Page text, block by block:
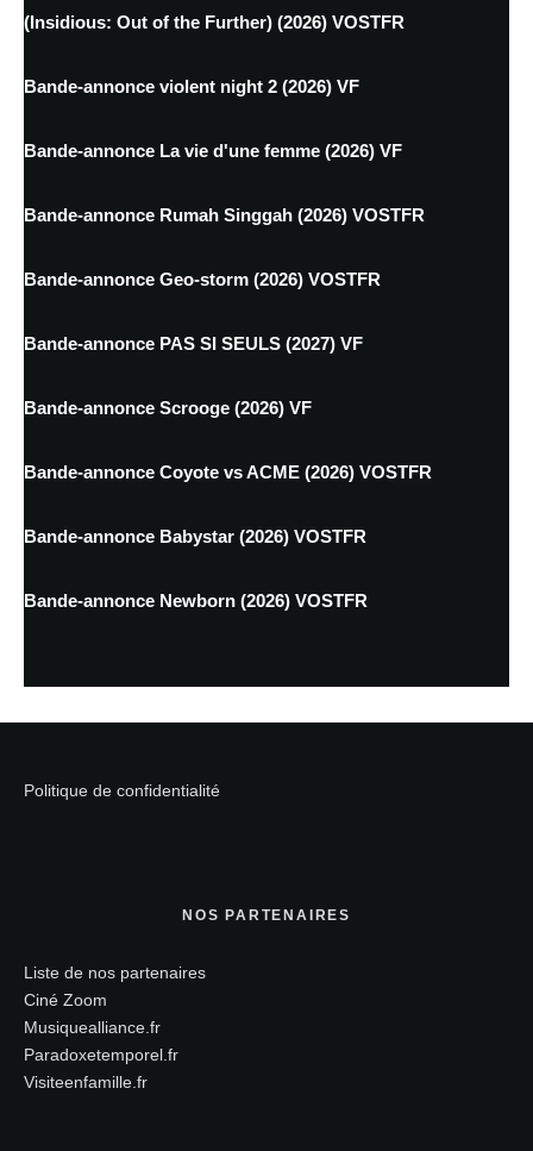
(Insidious: Out of the Further) (2026) VOSTFR
Bande-annonce violent night 2 (2026) VF
Bande-annonce La vie d'une femme (2026) VF
Bande-annonce Rumah Singgah (2026) VOSTFR
Bande-annonce Geo-storm (2026) VOSTFR
Bande-annonce PAS SI SEULS (2027) VF
Bande-annonce Scrooge (2026) VF
Bande-annonce Coyote vs ACME (2026) VOSTFR
Bande-annonce Babystar (2026) VOSTFR
Bande-annonce Newborn (2026) VOSTFR
Politique de confidentialité
NOS PARTENAIRES
Liste de nos partenaires
Ciné Zoom
Musiquealliance.fr
Paradoxetemporel.fr
Visiteenfamille.fr